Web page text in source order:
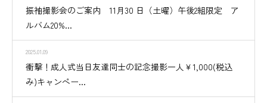
振袖撮影会のご案内 11月30 日（土曜）午後2組限定 ア
ルバム20%...
2025.01.09
衝撃！成人式当日友達同士の記念撮影一人￥1,000(税込
み)キャンペー...